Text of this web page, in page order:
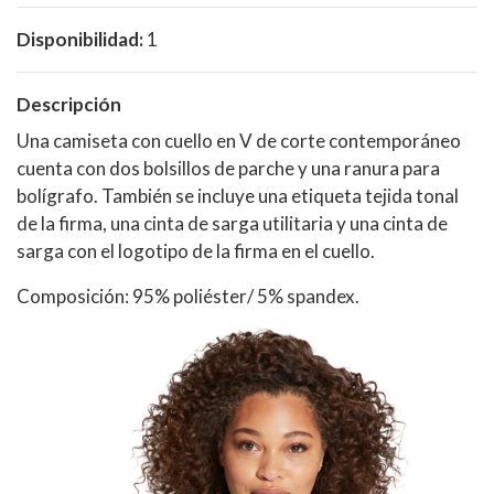
Disponibilidad:1
Descripción
Una camiseta con cuello en V de corte contemporáneo
cuenta con dos bolsillos de parche y una ranura para
bolígrafo. También se incluye una etiqueta tejida tonal
de la firma, una cinta de sarga utilitaria y una cinta de
sarga con el logotipo de la firma en el cuello.
Composición: 95% poliéster/ 5% spandex.